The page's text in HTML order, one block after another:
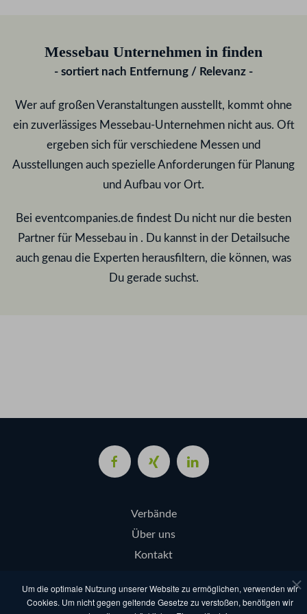
Messebau Unternehmen in finden
- sortiert nach Entfernung / Relevanz -
Wer auf großen Veranstaltungen ausstellt, kommt ohne
ein zuverlässiges Messebau-Unternehmen nicht aus. Oft
ergeben sich für verschiedene Messen und
Ausstellungen auch spezielle Anforderungen für Planung
und Aufbau vor Ort.
Bei eventcompanies.de findest Du nicht nur die besten
Partner für Messebau in . Du kannst in der Detailsuche
auch genau die Experten herausfiltern, die können, was
Du gerade suchst.
Verbände
Über uns
Kontakt
Um die optimale Nutzung unserer Website zu ermöglichen, verwenden wir
Cookies. Um nicht gegen geltende Gesetze zu verstoßen, benötigen wir